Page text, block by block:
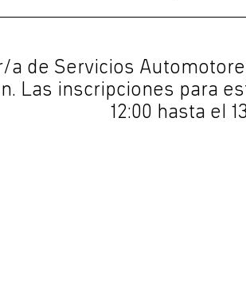
a de Servicios
Las inscripciones para
12:00 hasta el